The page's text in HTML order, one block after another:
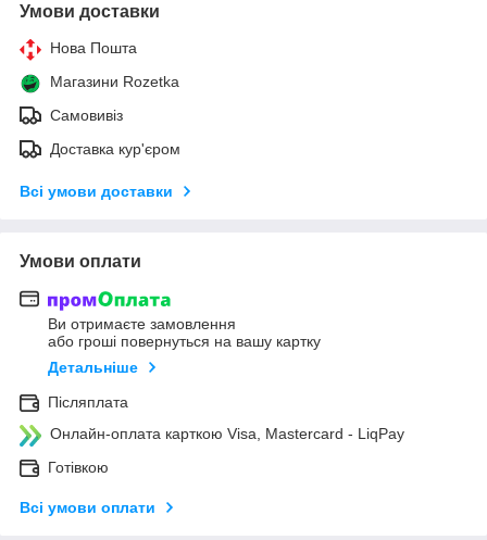
Умови доставки
Нова Пошта
Магазини Rozetka
Самовивіз
Доставка кур'єром
Всі умови доставки
Умови оплати
Ви отримаєте замовлення
або гроші повернуться на вашу картку
Детальніше
Післяплата
Онлайн-оплата карткою Visa, Mastercard - LiqPay
Готівкою
Всі умови оплати